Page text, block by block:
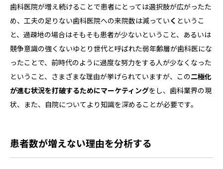
歯科医院が増え続けることで患者にとっては選択肢が広がったた
め、工夫の足りない歯科医院への来院数は減っていく というこ
と、過疎地の場合はそもそも患者が少ないということ、あるいは
競争意識の強くないゆとり世代と呼ばれた弱年齢層が歯科医にな
ったことで、前時代のように過度な努力をする人が少なくなった
ということ、さまざまな理由が挙げられていますが、この二極化
が進む状況を打破するためにマーケティングをし、歯科業界の現
状、また、自院についてより知識を深めることが必要です。
患者数が増えない理由を分析する